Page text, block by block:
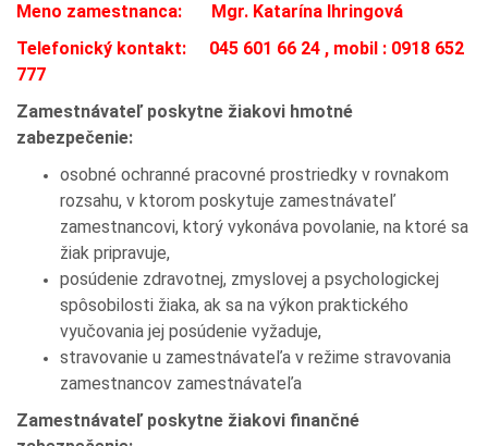
Meno zamestnanca:
Mgr. Katarína Ihringová
Telefonický kontakt:
045 601 66 24 , mobil : 0918 652
777
Zamestnávateľ poskytne žiakovi hmotné
zabezpečenie:
osobné ochranné pracovné prostriedky v rovnakom
rozsahu, v ktorom poskytuje zamestnávateľ
zamestnancovi, ktorý vykonáva povolanie, na ktoré sa
žiak pripravuje,
posúdenie zdravotnej, zmyslovej a psychologickej
spôsobilosti žiaka, ak sa na výkon praktického
vyučovania jej posúdenie vyžaduje,
stravovanie u zamestnávateľa v režime stravovania
zamestnancov zamestnávateľa
Zamestnávateľ poskytne žiakovi finančné